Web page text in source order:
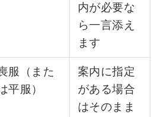
内が必要な
ら一言添え
ます
服（また
平服）
案内に指定
がある場合
はそのまま